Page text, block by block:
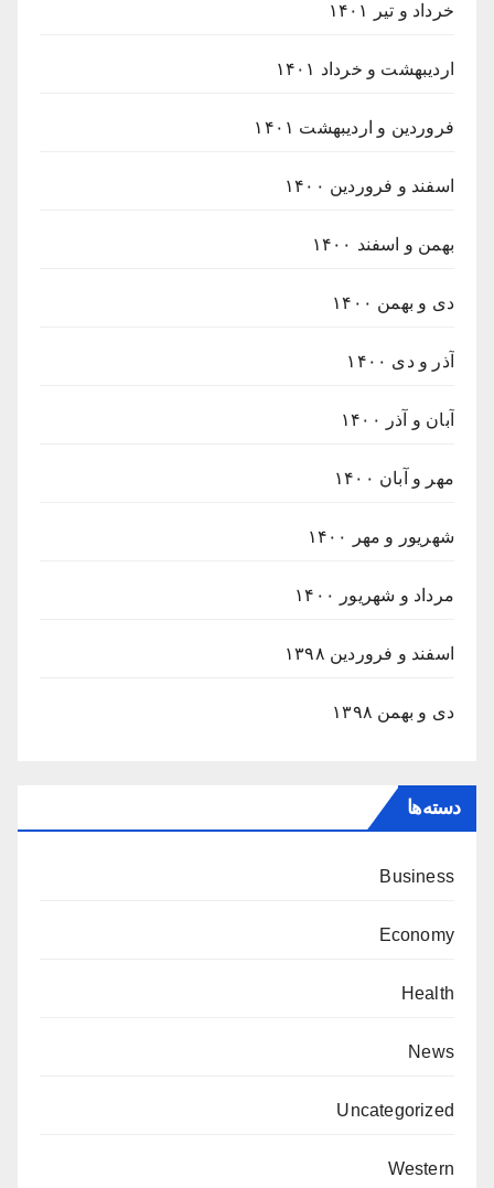
خرداد و تیر ۱۴۰۱
اردیبهشت و خرداد ۱۴۰۱
فروردین و اردیبهشت ۱۴۰۱
اسفند و فروردین ۱۴۰۰
بهمن و اسفند ۱۴۰۰
دی و بهمن ۱۴۰۰
آذر و دی ۱۴۰۰
آبان و آذر ۱۴۰۰
مهر و آبان ۱۴۰۰
شهریور و مهر ۱۴۰۰
مرداد و شهریور ۱۴۰۰
اسفند و فروردین ۱۳۹۸
دی و بهمن ۱۳۹۸
دسته‌ها
Business
Economy
Health
News
Uncategorized
Western